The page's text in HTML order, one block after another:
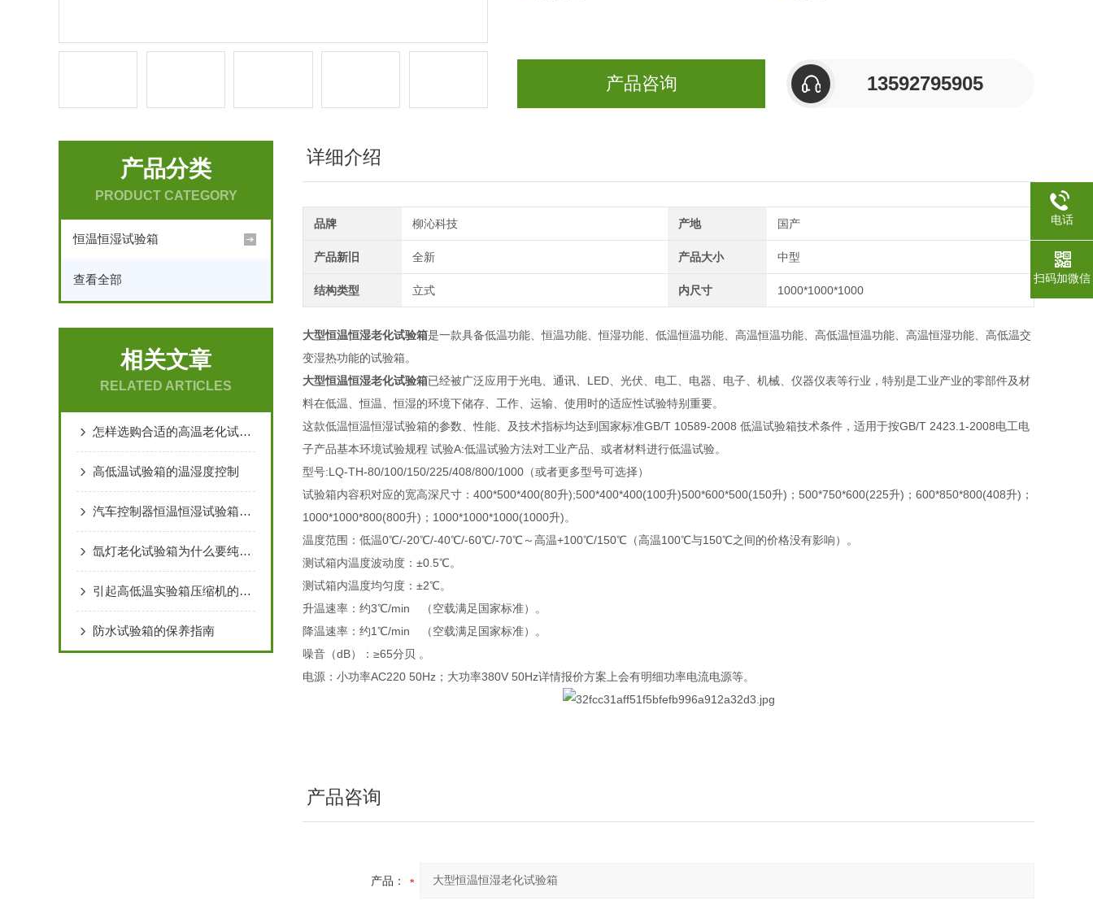
产品咨询 13592795905
产品分类
PRODUCT CATEGORY
恒温恒湿试验箱
查看全部
相关文章
RELATED ARTICLES
怎样选购合适的高温老化试验箱
高低温试验箱的温湿度控制
汽车控制器恒温恒湿试验箱出现温度设置异常是怎么回事
氙灯老化试验箱为什么要纯净水
引起高低温实验箱压缩机的运行电流过大原因之一：冷凝压力过高
防水试验箱的保养指南
详细介绍
品牌 柳沁科技 产地 国产
产品新旧 全新 产品大小 中型
结构类型 立式 内尺寸 1000*1000*1000
大型恒温恒湿老化试验箱是一款具备低温功能、恒温功能、恒湿功能、低温恒温功能、高温恒温功能、高低温恒温功能、高温恒湿功能、高低温交
变湿热功能的试验箱。
大型恒温恒湿老化试验箱已经被广泛应用于光电、通讯、LED、光伏、电工、电器、电子、机械、仪器仪表等行业，特别是工业产业的零部件及材
料在低温、恒温、恒湿的环境下储存、工作、运输、使用时的适应性试验特别重要。
这款低温恒温恒湿试验箱的参数、性能、及技术指标均达到国家标准GB/T 10589-2008 低温试验箱技术条件，适用于按GB/T 2423.1-2008电工电
子产品基本环境试验规程 试验A:低温试验方法对工业产品、或者材料进行低温试验。
型号:LQ-TH-80/100/150/225/408/800/1000（或者更多型号可选择）
试验箱内容积对应的宽高深尺寸：400*500*400(80升);500*400*400(100升)500*600*500(150升)；500*750*600(225升)；600*850*800(408升)；
1000*1000*800(800升)；1000*1000*1000(1000升)。
温度范围：低温0℃/-20℃/-40℃/-60℃/-70℃～高温+100℃/150℃（高温100℃与150℃之间的价格没有影响）。
测试箱内温度波动度：±0.5℃。
测试箱内温度均匀度：±2℃。
升温速率：约3℃/min （空载满足国家标准）。
降温速率：约1℃/min （空载满足国家标准）。
噪音（dB）：≥65分贝 。
电源：小功率AC220 50Hz；大功率380V 50Hz详情报价方案上会有明细功率电流电源等。
产品咨询
产品：
电话
扫码加微信